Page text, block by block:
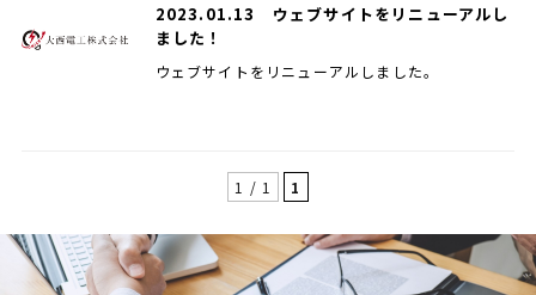
2023.01.13
ウェブサイトをリニューアルし
ました！
ウェブサイトをリニューアルしました。
1 / 1 1